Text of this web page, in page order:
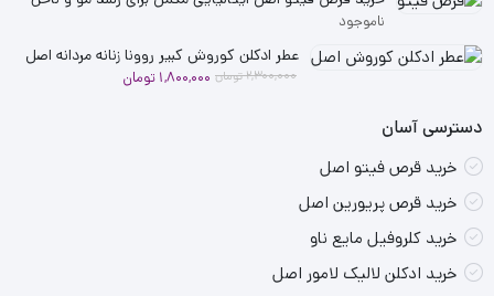
2,900,000 تومان
2,500,000 تومانناموجود
عطر ادکلن کوروش کبیر روونا زنانه مردانه اصل
2,300,000تومان
قیمت
1,800,000 تومان
قیمت
دسترسی آسان
خرید قرص فیتو اصل
خرید قرص پریورین اصل
خرید کلروفیل مایع ناو
خرید ادکلن لالیک لامور اصل